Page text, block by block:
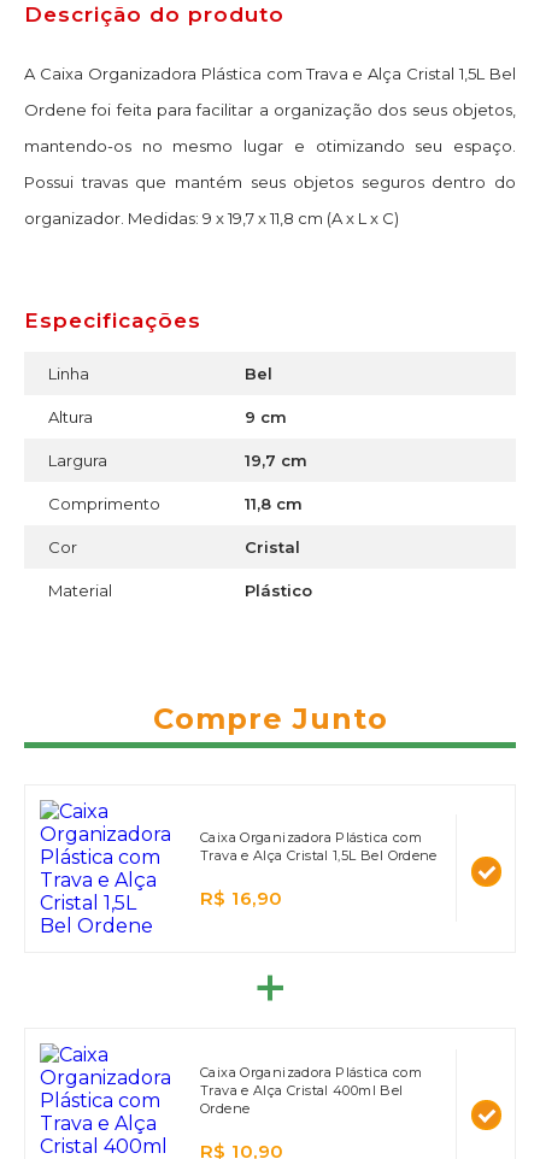
Descrição do produto
A Caixa Organizadora Plástica com Trava e Alça Cristal 1,5L Bel
Ordene foi feita para facilitar a organização dos seus objetos,
mantendo-os no mesmo lugar e otimizando seu espaço.
Possui travas que mantém seus objetos seguros dentro do
organizador. Medidas: 9 x 19,7 x 11,8 cm (A x L x C)
Especificações
Linha Bel
Altura 9 cm
Largura 19,7 cm
Comprimento 11,8 cm
Cor Cristal
Material Plástico
Compre Junto
Caixa Organizadora Plástica com
Trava e Alça Cristal 1,5L Bel Ordene
R$ 16,90
Caixa Organizadora Plástica com
Trava e Alça Cristal 400ml Bel
Ordene
R$ 10,90